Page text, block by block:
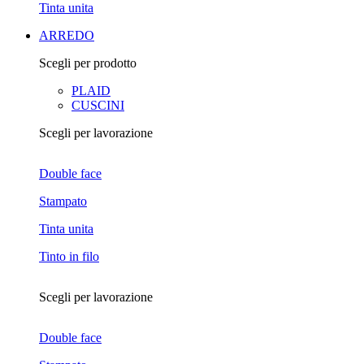
Tinta unita
ARREDO
Scegli per prodotto
PLAID
CUSCINI
Scegli per lavorazione
Double face
Stampato
Tinta unita
Tinto in filo
Scegli per lavorazione
Double face